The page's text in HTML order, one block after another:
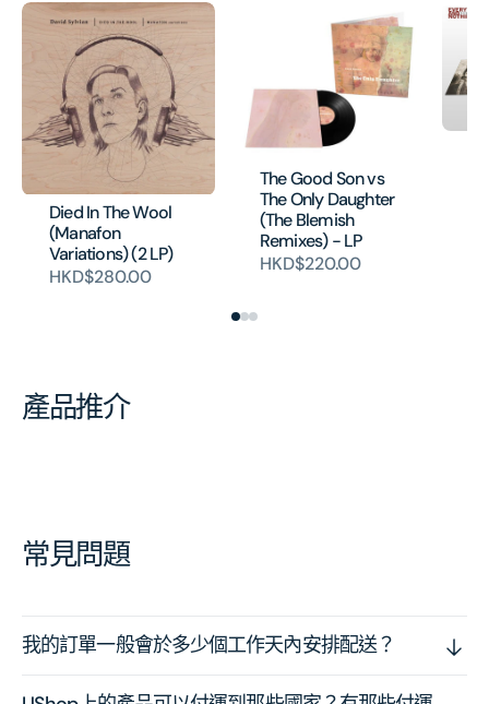
Died In The Wool
(Manafon
Variations) (2 LP)
HKD$280.00
The Good Son vs
The Only Daughter
(The Blemish
Remixes) - LP
HKD$220.00
產品推介
常見問題
我的訂單一般會於多少個工作天內安排配送？